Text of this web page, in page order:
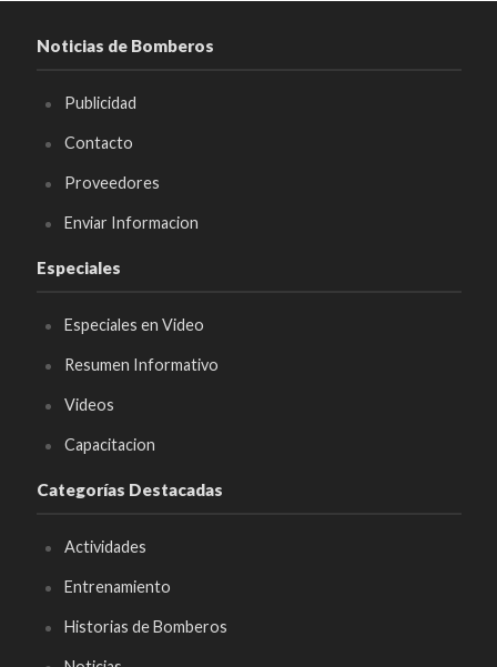
Noticias de Bomberos
Publicidad
Contacto
Proveedores
Enviar Informacion
Especiales
Especiales en Video
Resumen Informativo
Videos
Capacitacion
Categorías Destacadas
Actividades
Entrenamiento
Historias de Bomberos